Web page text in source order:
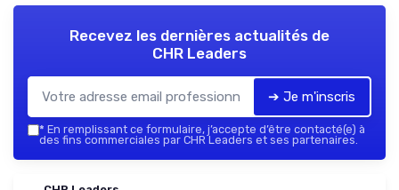
Recevez les dernières actualités de
CHR Leaders
➔ Je m'inscris
* En remplissant ce formulaire, j’accepte d’être contacté(e) à
des fins commerciales par CHR Leaders et ses partenaires.